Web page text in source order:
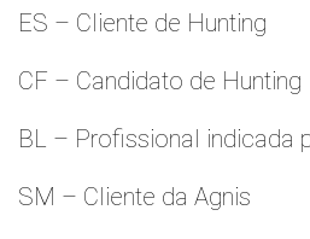
ES – Cliente de Hunting
CF – Candidato de Hunting
BL – Profissional indicada
SM – Cliente da Agnis